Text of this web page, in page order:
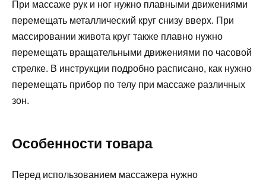
При массаже рук и ног нужно плавными движениями
перемещать металлический круг снизу вверх. При
массировании живота круг также плавно нужно
перемещать вращательными движениями по часовой
стрелке. В инструкции подробно расписано, как нужно
перемещать прибор по телу при массаже различных
зон.
Особенности товара
Перед использованием массажера нужно